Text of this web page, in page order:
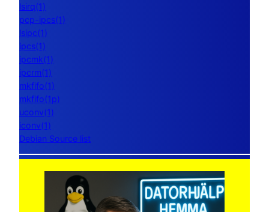
lsirq(1)
pcp-ipcs(1)
lsipc(1)
ipcs(1)
ipcmk(1)
ipcrm(1)
mkfifo(1)
mkfifo(1p)
uconv(1)
iconv(1)
Debian Source list